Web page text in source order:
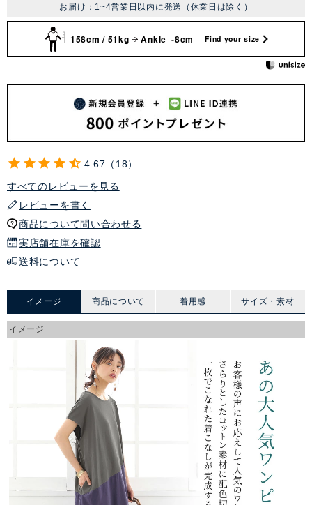
お届け：1~4営業日以内に発送（休業日は除く）
158cm / 51kg Ankle -8cm Find your size
4.67
18
すべてのレビューを見る
レビューを書く
商品について問い合わせる
実店舗在庫を確認
送料について
イメージ 商品について 着用感 サイズ・素材
イメージ